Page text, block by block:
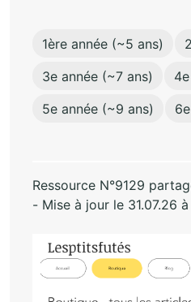
1ère année (~5 ans)
3e année (~7 ans)
5e année (~9 ans)
Ressource N°9129
- Mise à jour le 31.07.26